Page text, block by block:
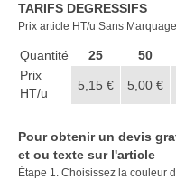
Carnet A6
Chapeau
Clé USB
Éventail
Gobelet
TARIFS DEGRESSIFS
Prix article HT/u Sans
Quantité 25 50
Prix
HT/u
5,15 € 5,00 €
Pour obtenir un devis
et ou texte sur l'article
Étape 1. Choisissez la couleur